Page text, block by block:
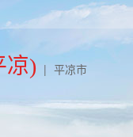
凉) | 平凉市